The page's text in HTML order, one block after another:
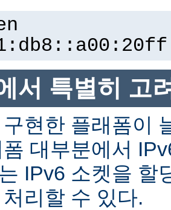
서 특별히 고
현한 플래폼이
대부분에서
IPv6 소켓을 할
리할 수 있다.